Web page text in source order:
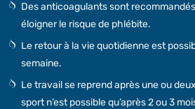
Des anticoagulants sont
éloigner le risque de phlébite.
Le retour à la vie quotidienne est
semaine.
Le travail se reprend après une ou
sport n’est possible qu’après 2 ou 3